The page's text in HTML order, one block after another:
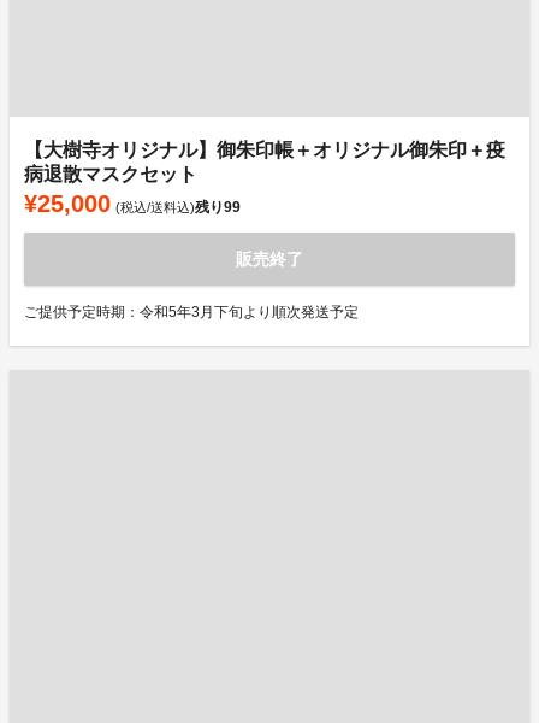
【大樹寺オリジナル】御朱印帳＋オリジナル御朱印＋疫
病退散マスクセット
¥25,000 (税込/送料込)残り99
販売終了
ご提供予定時期：令和5年3月下旬より順次発送予定